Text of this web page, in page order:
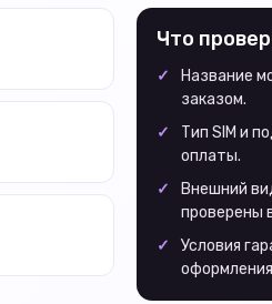
Что
Название
заказом.
Тип SIM и
оплаты.
Внешний
проверены
Условия